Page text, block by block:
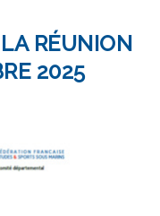
RÉUNION
2025